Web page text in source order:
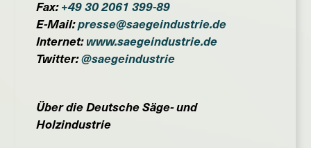
Fax:+49 30 2061 399-89
E-Mail:presse@saegeindustrie.de
Internet:www.saegeindustrie.de
Twitter:@saegeindustrie
Über die Deutsche Säge- und
Holzindustrie